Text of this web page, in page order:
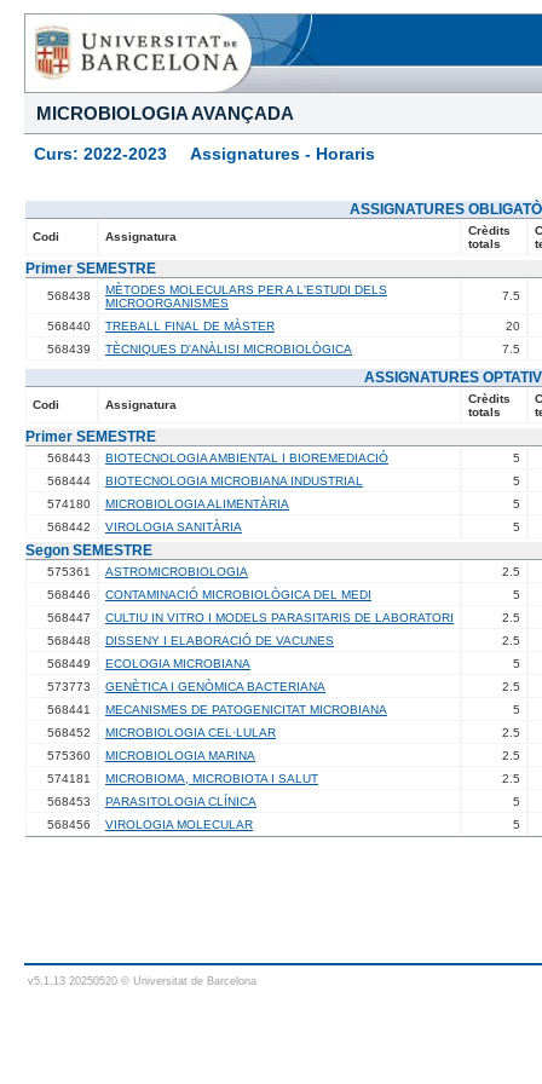
MICROBIOLOGIA AVANÇADA
Curs: 2022-2023 Assignatures - Horaris
ASSIGNATURES
Codi Assignatura
Crèdits
totals
Primer SEMESTRE
568438
MÈTODES MOLECULARS PER A L'ESTUDI DELS
MICROORGANISMES
7.5
568440 TREBALL FINAL DE MÀSTER
20
568439
TÈCNIQUES D'ANÀLISI MICROBIOLÒGICA 7.5
ASSIGNATURES
Codi Assignatura
Crèdits
totals
Primer SEMESTRE
568443 BIOTECNOLOGIA AMBIENTAL I BIOREMEDIACIÓ
5
568444
BIOTECNOLOGIA MICROBIANA INDUSTRIAL
5
574180
MICROBIOLOGIA ALIMENTÀRIA
5
568442
VIROLOGIA SANITÀRIA 5
Segon SEMESTRE
575361 ASTROMICROBIOLOGIA
2.5
568446
CONTAMINACIÓ MICROBIOLÒGICA DEL MEDI
5
568447
CULTIU IN VITRO I MODELS PARASITARIS DE LABORATORI
2.5
568448
DISSENY I ELABORACIÓ DE VACUNES
2.5
568449
ECOLOGIA MICROBIANA
5
573773
GENÈTICA I GENÒMICA BACTERIANA
2.5
568441
MECANISMES DE PATOGENICITAT MICROBIANA
5
568452
MICROBIOLOGIA CEL·LULAR
2.5
575360
MICROBIOLOGIA MARINA
2.5
574181
MICROBIOMA, MICROBIOTA I SALUT
2.5
568453
PARASITOLOGIA CLÍNICA
5
568456
VIROLOGIA MOLECULAR 5
v5.1.13 20250520 © Universitat de Barcelona